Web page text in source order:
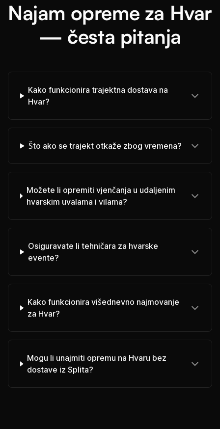
Najam opreme za Hvar
— česta pitanja
Kako funkcionira trajektna dostava na
Hvar?
Što ako se trajekt otkaže zbog vremena?
Možete li opremiti vjenčanja u udaljenim
hvarskim uvalama i vilama?
Osiguravate li tehničara za hvarske
evente?
Kako funkcionira višednevno najmovanje
za Hvar?
Mogu li unajmiti opremu na Hvaru bez
dostave iz Splita?